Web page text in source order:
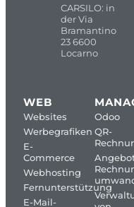
CARSILO: in
der Via
Bramantino
23 6600
Locarno
WEB
Websites
Werbegrafiken
E-
Commerce
Webhosting
Fernunterstützung
E-Mail-
Odoo
QR-